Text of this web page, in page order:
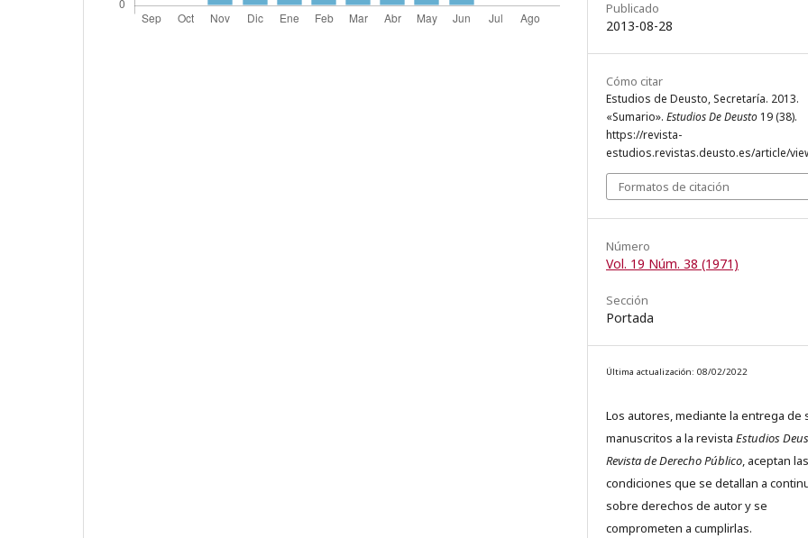
Publicado
2013-08-28
Cómo citar
Estudios de Deusto, Secretaría. 2013.
«Sumario». Estudios De Deusto 19 (38).
https://revista-
estudios.revistas.deusto.es/article/
Formatos de citación
Número
Vol. 19 Núm. 38 (1971)
Sección
Portada
Última actualización: 08/02/2022
Los autores, mediante la entrega de
manuscritos a la revista Estudios
Revista de Derecho Público, aceptan las
condiciones que se detallan a
sobre derechos de autor y se
comprometen a cumplirlas.